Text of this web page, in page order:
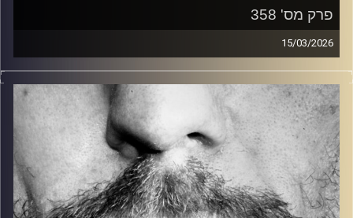
פרק מס' 358
15/03/2026
זיפים, מוזיקה מחוספסת של הופעות חיות. הרבה ג'אם, רוק,
בלוז, bluegrass, ג'אז, Fאנק, פרוגרסיב ואפילו אלקטרוניקה.
כל מה שחי, אמיתי ונושם.
עם שמוליק רגב.
קרדיט תמונות: David Goehring